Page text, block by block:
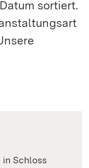
sortiert.
Schloss